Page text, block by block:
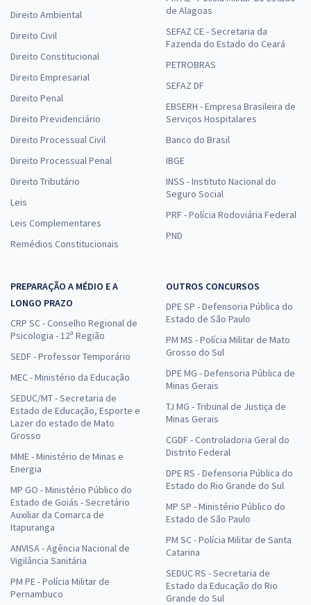
Direito Ambiental
Direito Civil
Direito Constitucional
Direito Empresarial
Direito Penal
Direito Previdenciário
Direito Processual Civil
Direito Processual Penal
Direito Tributário
Leis
Leis Complementares
Remédios Constitucionais
de Alagoas
SEFAZ CE - Secretaria da
Fazenda do Estado do Ceará
PETROBRAS
SEFAZ DF
EBSERH - Empresa Brasileira de
Serviços Hospitalares
Banco do Brasil
IBGE
INSS - Instituto Nacional do
Seguro Social
PRF - Polícia Rodoviária Federal
PND
PREPARAÇÃO A MÉDIO E A
LONGO PRAZO
CRP SC - Conselho Regional de
Psicologia - 12ª Região
SEDF - Professor Temporário
MEC - Ministério da Educação
SEDUC/MT - Secretaria de
Estado de Educação, Esporte e
Lazer do estado de Mato
Grosso
MME - Ministério de Minas e
Energia
MP GO - Ministério Público do
Estado de Goiás - Secretário
Auxiliar da Comarca de
Itapuranga
ANVISA - Agência Nacional de
Vigilância Sanitária
PM PE - Polícia Militar de
Pernambuco
OUTROS CONCURSOS
DPE SP - Defensoria Pública do
Estado de São Paulo
PM MS - Polícia Militar de Mato
Grosso do Sul
DPE MG - Defensoria Pública de
Minas Gerais
TJ MG - Tribunal de Justiça de
Minas Gerais
CGDF - Controladoria Geral do
Distrito Federal
DPE RS - Defensoria Pública do
Estado do Rio Grande do Sul
MP SP - Ministério Público do
Estado de São Paulo
PM SC - Polícia Militar de Santa
Catarina
SEDUC RS - Secretaria de
Estado da Educação do Rio
Grande do Sul